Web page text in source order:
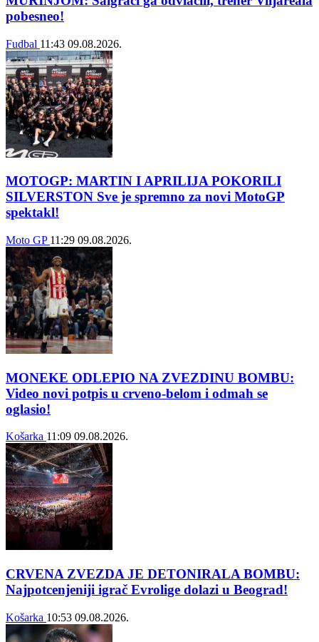
pobesneo!
Fudbal 11:43 09.08.2026.
MOTOGP: MARTIN I APRILIJA POKORILI
SILVERSTON Sve je spremno za novi MotoGP
spektakl!
Moto GP 11:29 09.08.2026.
MONEKE ODLEPIO NA ZVEZDINU BOMBU:
Video novi potpis u crveno-belom i odmah se
oglasio!
Košarka 11:09 09.08.2026.
CRVENA ZVEZDA JE DETONIRALA BOMBU:
Najpotcenjeniji igrač Evrolige dolazi u Beograd!
Košarka 10:53 09.08.2026.